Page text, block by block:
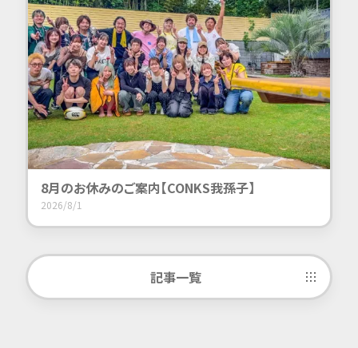
8月のお休みのご案内【CONKS我孫子】
2026/8/1
記事一覧